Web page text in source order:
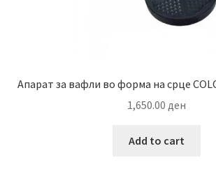
Апарат за вафли во форма на срце
1,650.00 ден
Add to cart